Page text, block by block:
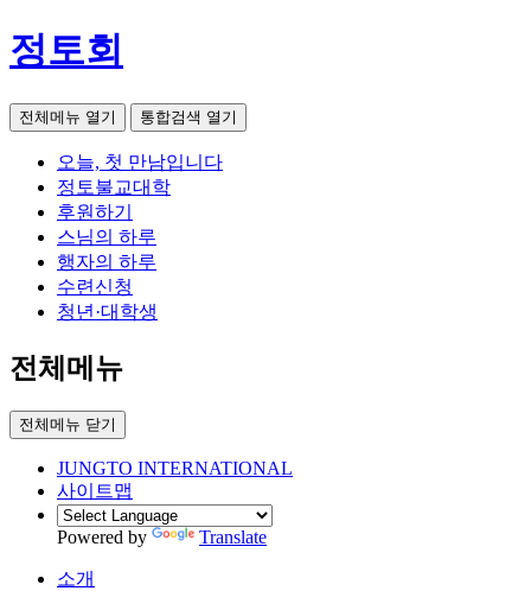
정토회
전체메뉴 열기 통합검색 열기
오늘, 첫 만남입니다
정토불교대학
후원하기
스님의 하루
행자의 하루
수련신청
청년·대학생
전체메뉴
전체메뉴 닫기
JUNGTO INTERNATIONAL
사이트맵
Powered by Translate
소개